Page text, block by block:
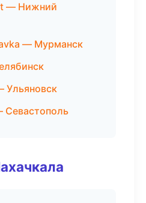
— Нижний
— Мурманск
Ульяновск
Севастополь